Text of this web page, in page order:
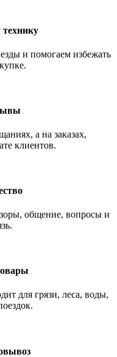
и помогаем избежать
а на заказах,
клиентов.
общение, вопросы и
для грязи, леса, воды,